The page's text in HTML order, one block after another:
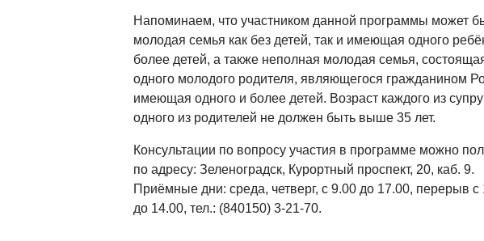
Напоминаем, что участником данной программы может
молодая семья как без детей, так и имеющая одного
более детей, а также неполная молодая семья,
одного молодого родителя, являющегося гражданином
имеющая одного и более детей. Возраст каждого из
одного из родителей не должен быть выше 35 лет.
Консультации по вопросу участия в программе можно
по адресу: Зеленоградск, Курортный проспект, 20, каб. 9.
Приёмные дни: среда, четверг, с 9.00 до 17.00, перерыв с
до 14.00, тел.: (840150) 3-21-70.